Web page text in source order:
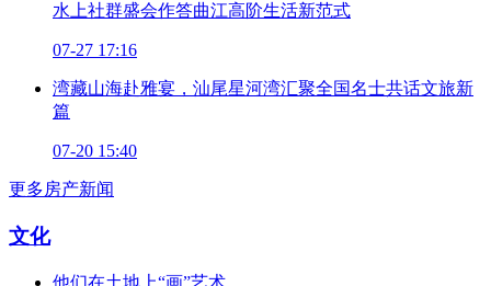
水上社群盛会作答曲江高阶生活新范式
07-27 17:16
湾藏山海赴雅宴，汕尾星河湾汇聚全国名士共话文旅新
篇
07-20 15:40
更多房产新闻
文化
他们在土地上“画”艺术